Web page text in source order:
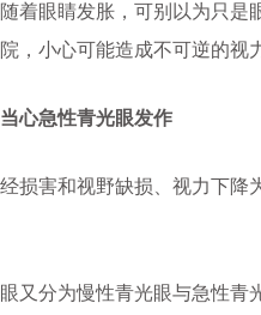
眼睛发胀，可别以为只是
，小心可能造成不可逆的视
急性青光眼发作
害和视野缺损、视力下降
分为慢性青光眼与急性青